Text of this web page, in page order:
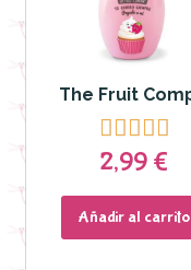

2,99 €
Añadir al carrito